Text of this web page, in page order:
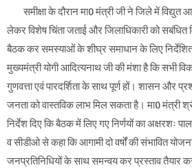
समीक्षा के दौरान मा0 मंत्री जी ने जिले में विद्युत
लेकर विशेष चिंता जताई और जिलाधिकारी को सबंधित
बैठक कर समस्याओं के शीघ्र समाधान के लिए
मुख्यमंत्री योगी आदित्यनाथ जी की मंशा है कि सभी
गुणवत्ता एवं पारदर्शिता के साथ पूर्ण हों। शासन और
जनता को वास्तविक लाभ मिल सकता है। मा0 मंत्री
निर्देश दिए कि बैठक में लिए गए निर्णयों का अक्षरशः
व सीडीओ से कहा कि आगामी दो वर्षों की संभावित
जनप्रतिनिधियों के साथ समन्वय कर प्रस्ताव तैयार